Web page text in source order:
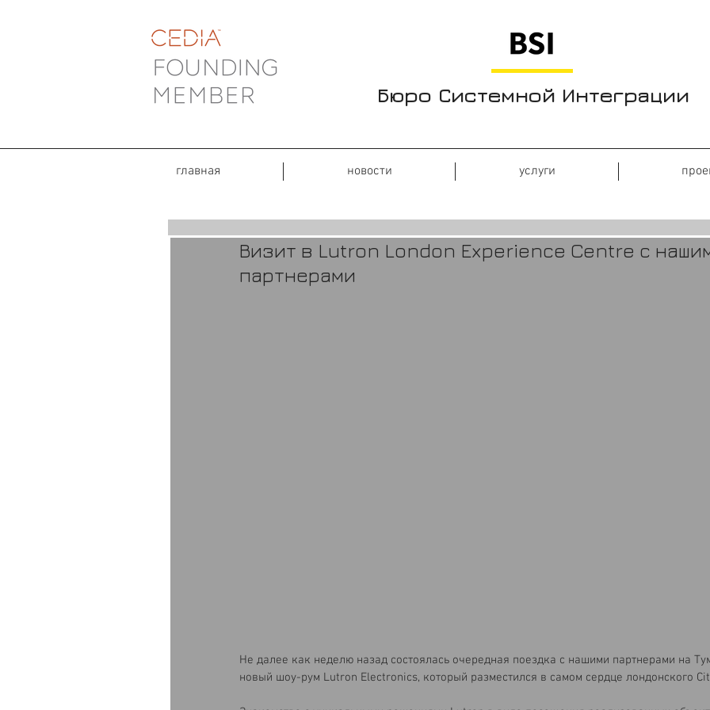
Бюро Системной Интеграции
главная новости услуги
Визит в Lutron London Experience Centre c
партнерами
Не далее как неделю назад состоялась очередная поездка с нашими партнерами на
новый шоу-рум Lutron Electronics, который разместился в самом сердце лондонского